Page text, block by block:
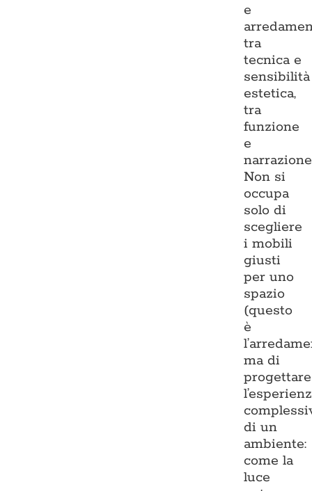
e
tra
tecnica e
sensibilità
estetica,
tra
funzione
e
Non si
occupa
solo di
scegliere
i mobili
giusti
per uno
spazio
(questo
è
ma di
progettare
di un
ambiente:
come la
luce